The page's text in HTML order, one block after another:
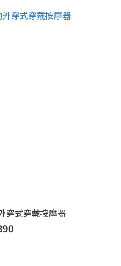
穿式穿戴按摩器